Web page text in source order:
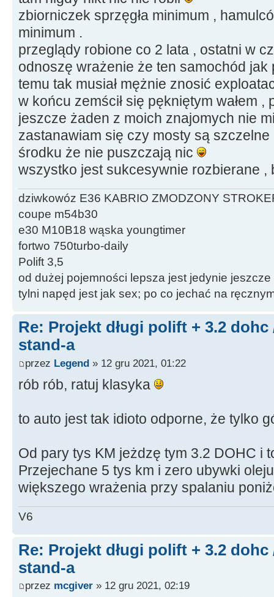
zbiorniczek sprzęgła minimum ,
minimum .
przeglądy robione co 2 lata , ostatni w
odnoszę wrażenie że ten samochód jak
temu tak musiał mężnie znosić
w końcu zemścił się pękniętym wałem ,
jeszcze żaden z moich znajomych nie
zastanawiam się czy mosty są
środku że nie puszczają nic
wszystko jest sukcesywnie rozbierane ,
dziwkowóz E36 KABRIO ZMODZONY
coupe m54b30
e30 M10B18 wąska youngtimer
fortwo 750turbo-daily
Polift 3,5
od dużej pojemności lepsza jest jedynie jeszcze
tylni napęd jest jak sex; po co jechać na
Re: Projekt długi polift + 3.2 dohc
stand-a
przez Legend » 12 gru 2021, 01:22
rób rób, ratuj klasyka
to auto jest tak idioto odporne, że tylko
Od pary tys KM jeżdzę tym 3.2 DOHC i
Przejechane 5 tys km i zero ubywki
większego wrażenia przy spalaniu
V6
Re: Projekt długi polift + 3.2 dohc
stand-a
przez mcgiver » 12 gru 2021, 02:19